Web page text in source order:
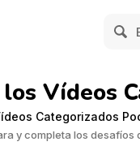
Vídeos
Categorizados
y completa los desafíos